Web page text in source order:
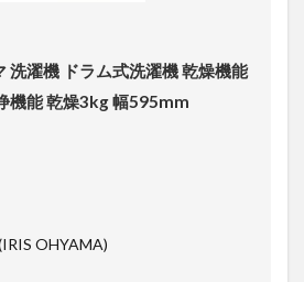
洗濯機 ドラム式洗濯機 乾燥機能
機能 乾燥3kg 幅595mm
OHYAMA)